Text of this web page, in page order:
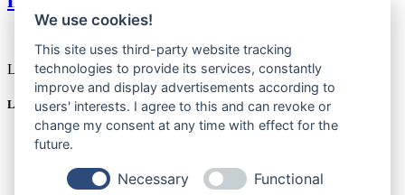
Liebe zum Detail – Streben nach Perfektion.
Links
Fliesenarbeiten
Badumbau
Dekor
We use cookies!
This site uses third-party website tracking
technologies to provide its services, constantly
improve and display advertisements according to
users' interests. I agree to this and can revoke or
change my consent at any time with effect for the
future.
Necessary Functional